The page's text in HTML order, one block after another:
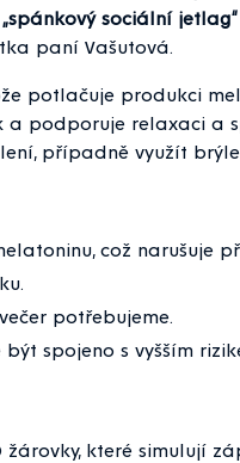
sociální
paní Vašutová.
potlačuje produkci
podporuje relaxaci a
případně využít
což narušuje
potřebujeme.
spojeno s vyšším
žárovky, které simulují